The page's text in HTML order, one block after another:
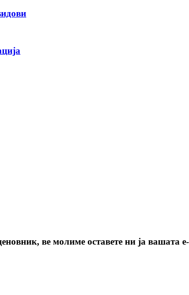
ве молиме оставете ни ја вашата